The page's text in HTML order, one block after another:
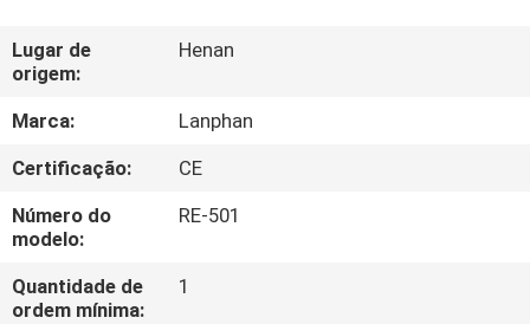
SOBRE
NÓS
EXCURSÃO
DA
FÁBRICA
Lugar de
origem:
Henan
Marca:
Lanphan
Certificação:
CE
Número do
modelo:
RE-501
Quantidade de
ordem mínima:
1